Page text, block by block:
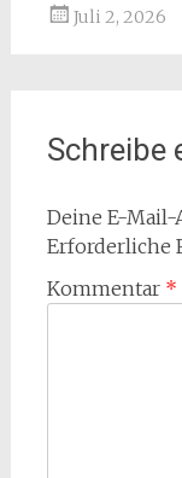
Juli 2, 2026
Schreibe
Deine E-
Erforderliche
Kommentar *